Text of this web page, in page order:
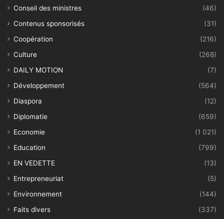
Conseil des ministres
(46)
Contenus sponsorisés
(31)
Coopération
(216)
Culture
(268)
DAILY MOTION
(7)
Développement
(564)
Diaspora
(12)
Diplomatie
(659)
Economie
(1 021)
Education
(799)
EN VEDETTE
(13)
Entrepreneuriat
(5)
Environnement
(144)
Faits divers
(337)